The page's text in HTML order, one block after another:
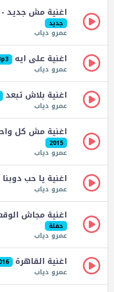
اغنية مش جديد
جديد
عمرو دياب
اغنية على ايه
عمرو دياب
اغنية بلاش تبعد
عمرو دياب
اغنية مش كل
2015
عمرو دياب
اغنية يا حب دوبنا
عمرو دياب
اغنية مجاش
حفلة
عمرو دياب
اغنية القاهرة
عمرو دياب